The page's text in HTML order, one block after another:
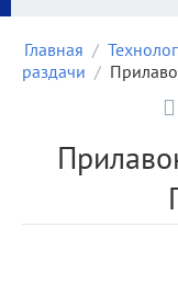
Главная /
раздачи /